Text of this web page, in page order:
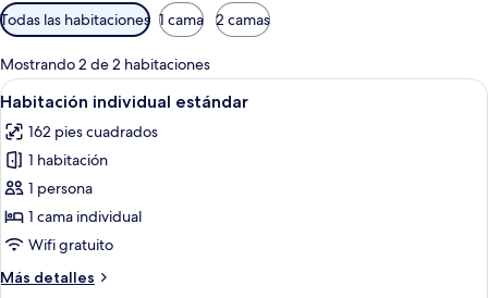
Filtros
disponibles
para
las
habitaciones
Todas las habitaciones 1 cama 2 camas
Mostrando 2 de 2 habitaciones
Abrir
todas
las
fotos
de
Habitación
individual
Una habitación de hotel con cama,
2
Habitación individual estándar
162 pies cuadrados
1 habitación
1 persona
1 cama individual
Wifi gratuito
Más detalles
Más